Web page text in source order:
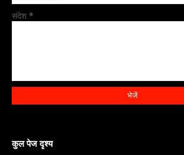
संदेश *
कुल पेज दृश्य